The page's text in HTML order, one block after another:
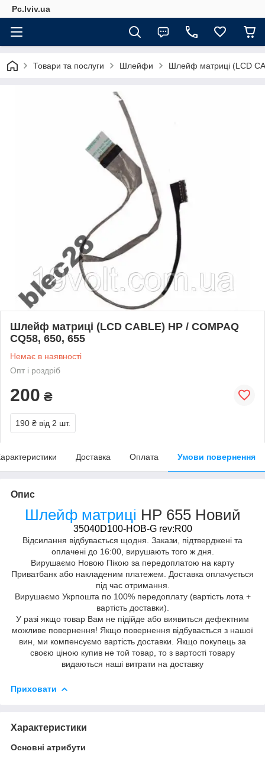
Pc.lviv.ua
Товари та послуги Шлейфи Шлейф матриці (LCD
Шлейф матриці (LCD CABLE) HP / COMPAQ
CQ58, 650, 655
Немає в наявності
Опт і роздріб
200 ₴
190 ₴ від 2 шт.
Доставка Оплата Умови повернення
Опис
Шлейф матриці HP 655 Новий
35040D100-HOB-G rev:R00
Відсилання відбувається щодня. Закази, підтверджені та
оплачені до 16:00, вирушають того ж дня.
Вирушаємо Новою Пікою за передоплатою на карту
Приватбанк або накладеним платежем. Доставка оплачується
під час отримання.
Вирушаємо Укрпошта по 100% передоплату (вартість лота +
вартість доставки).
У разі якщо товар Вам не підійде або виявиться дефектним
можливе повернення! Якщо повернення відбувається з нашої
вин, ми компенсуємо вартість доставки. Якщо покупець за
своєю ціною купив не той товар, то з вартості товару
видаються наші витрати на доставку
Приховати
Характеристики
Основні атрибути